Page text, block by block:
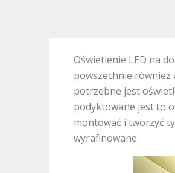
Oświetlenie LED na
powszechnie również
potrzebne jest
podyktowane jest to
montować i tworzyć
wyrafinowane.